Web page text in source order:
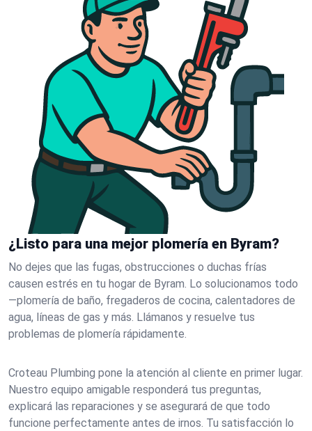
¿Listo para una mejor plomería en Byram?
No dejes que las fugas, obstrucciones o duchas frías
causen estrés en tu hogar de Byram. Lo solucionamos todo
—plomería de baño, fregaderos de cocina, calentadores de
agua, líneas de gas y más. Llámanos y resuelve tus
problemas de plomería rápidamente.
Croteau Plumbing pone la atención al cliente en primer lugar.
Nuestro equipo amigable responderá tus preguntas,
explicará las reparaciones y se asegurará de que todo
funcione perfectamente antes de irnos. Tu satisfacción lo